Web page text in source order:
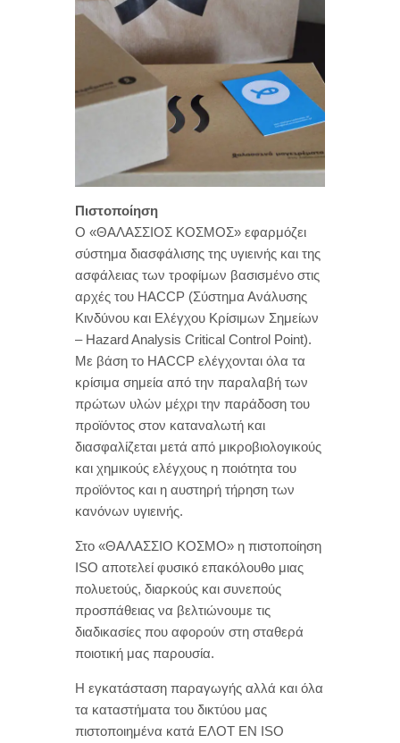
Πιστοποίηση
O «ΘΑΛΑΣΣΙΟΣ ΚΟΣΜΟΣ» εφαρμόζει
σύστημα διασφάλισης της υγιεινής και της
ασφάλειας των τροφίμων βασισμένο στις
αρχές του HACCP (Σύστημα Ανάλυσης
Κινδύνου και Ελέγχου Κρίσιμων Σημείων
– Hazard Analysis Critical Control Point).
Με βάση το HACCP ελέγχονται όλα τα
κρίσιμα σημεία από την παραλαβή των
πρώτων υλών μέχρι την παράδοση του
προϊόντος στον καταναλωτή και
διασφαλίζεται μετά από μικροβιολογικούς
και χημικούς ελέγχους η ποιότητα του
προϊόντος και η αυστηρή τήρηση των
κανόνων υγιεινής.
Στo «ΘΑΛΑΣΣΙΟ ΚΟΣΜΟ» η πιστοποίηση
ISO αποτελεί φυσικό επακόλουθο μιας
πολυετούς, διαρκούς και συνεπούς
προσπάθειας να βελτιώνουμε τις
διαδικασίες που αφορούν στη σταθερά
ποιοτική μας παρουσία.
Η εγκατάσταση παραγωγής αλλά και όλα
τα καταστήματα του δικτύου μας
πιστοποιημένα κατά ΕΛΟΤ ΕΝ ISO